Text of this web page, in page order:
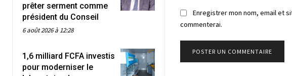
prêter serment comme
président du Conseil
6 août 2026 à 12:28
1,6 milliard FCFA investis
pour moderniser le
Enregistrer mon nom, email et
commenterai.